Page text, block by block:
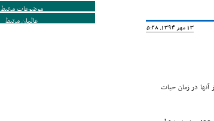
13 مهر 1394, 15:28
در زمان حیات
موضوعات مرتبط
عالمان مرتبط